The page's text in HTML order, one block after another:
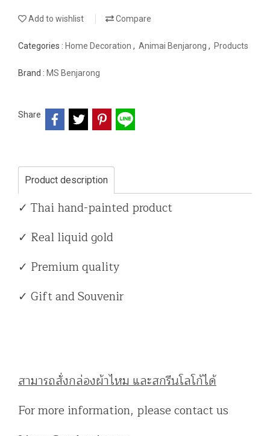
Add to wishlist Compare
Categories : Home Decoration , Animai Benjarong , Products
Brand : MS Benjarong
Share
Product description
✓ Thai hand-painted product
✓ Real liquid gold
✓ Premium quality
✓ Gift and Souvenir
สามารถสั่งกล่องผ้าไหม และสกรีนโลโก้ได้
For more information, please contact us